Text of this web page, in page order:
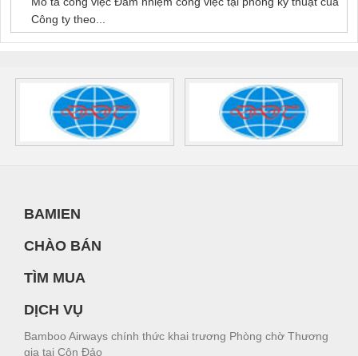
Công ty theo...
BAMIEN
CHÀO BÁN
TÌM MUA
DỊCH VỤ
Bamboo Airways chính thức khai trương Phòng chờ Thương
gia tại Côn Đảo